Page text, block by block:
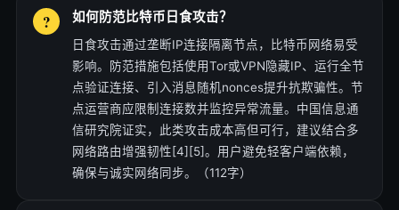
如何防范比特币日食攻击？
日食攻击通过垄断IP连接隔离节点，比特币网络易受
影响。防范措施包括使用Tor或VPN隐藏IP、运行全节
点验证连接、引入消息随机nonces提升抗欺骗性。节
点运营商应限制连接数并监控异常流量。中国信息通
信研究院证实，此类攻击成本高但可行，建议结合多
网络路由增强韧性[4][5]。用户避免轻客户端依赖，
确保与诚实网络同步。（112字）